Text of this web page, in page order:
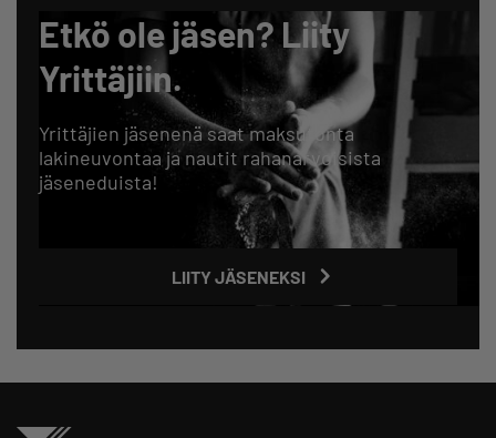
Etkö ole jäsen? Liity
Yrittäjiin.
Yrittäjien jäsenenä saat maksutonta
lakineuvontaa ja nautit rahanarvoisista
jäseneduista!
LIITY JÄSENEKSI